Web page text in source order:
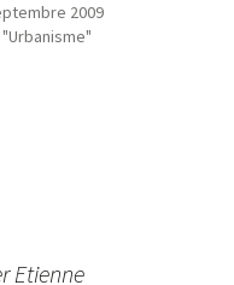
2009
"Urbanisme"
Etienne